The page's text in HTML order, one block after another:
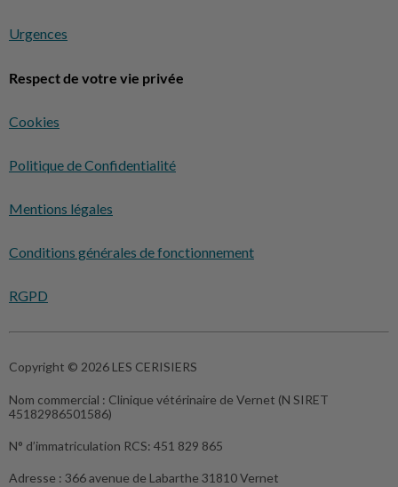
Urgences
Respect de votre vie privée
Cookies
Politique de Confidentialité
Mentions légales
Conditions générales de fonctionnement
RGPD
Copyright © 2026 LES CERISIERS
Nom commercial : Clinique vétérinaire de Vernet (N SIRET
45182986501586)
N° d’immatriculation RCS: 451 829 865
Adresse : 366 avenue de Labarthe 31810 Vernet